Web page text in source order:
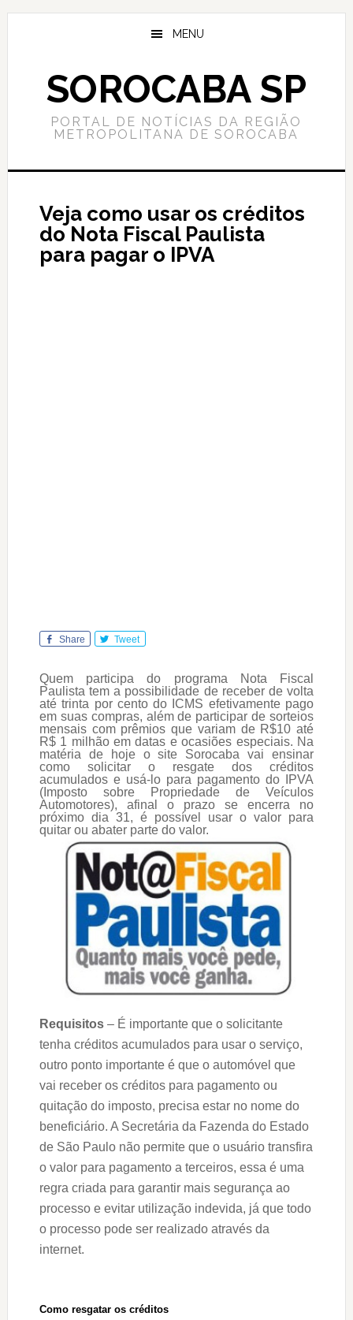
Skip
Skip
MENU
SOROCABA SP
PORTAL DE NOTÍCIAS DA REGIÃO
METROPOLITANA DE SOROCABA
Veja como usar os créditos
do Nota Fiscal Paulista
para pagar o IPVA
Share Tweet
Quem participa do programa Nota Fiscal
Paulista tem a possibilidade de receber de volta
até trinta por cento do ICMS efetivamente pago
em suas compras, além de participar de sorteios
mensais com prêmios que variam de R$10 até
R$ 1 milhão em datas e ocasiões especiais. Na
matéria de hoje o site Sorocaba vai ensinar
como solicitar o resgate dos créditos
acumulados e usá-lo para pagamento do IPVA
(Imposto sobre Propriedade de Veículos
Automotores), afinal o prazo se encerra no
próximo dia 31, é possível usar o valor para
quitar ou abater parte do valor.
Requisitos– É importante que o solicitante
tenha créditos acumulados para usar o serviço,
outro ponto importante é que o automóvel que
vai receber os créditos para pagamento ou
quitação do imposto, precisa estar no nome do
beneficiário. A Secretária da Fazenda do Estado
de São Paulo não permite que o usuário transfira
o valor para pagamento a terceiros, essa é uma
regra criada para garantir mais segurança ao
processo e evitar utilização indevida, já que todo
o processo pode ser realizado através da
internet.
Como resgatar os créditos